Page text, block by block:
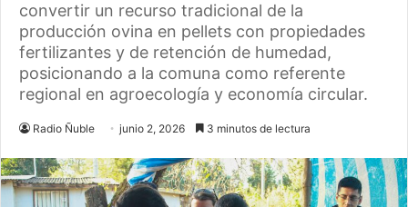
convertir un recurso tradicional de la
producción ovina en pellets con propiedades
fertilizantes y de retención de humedad,
posicionando a la comuna como referente
regional en agroecología y economía circular.
Radio Ñuble junio 2, 2026 3 minutos de lectura